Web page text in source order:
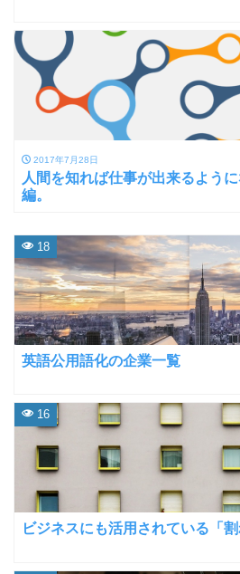
2017年7月28日
人間を知れば仕事が出来るよう
編。
英語公用語化の企業一覧
18
ビジネスにも活用されている「
16